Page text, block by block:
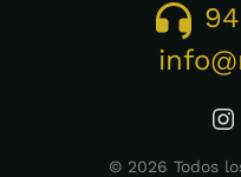
© 2026 Todos